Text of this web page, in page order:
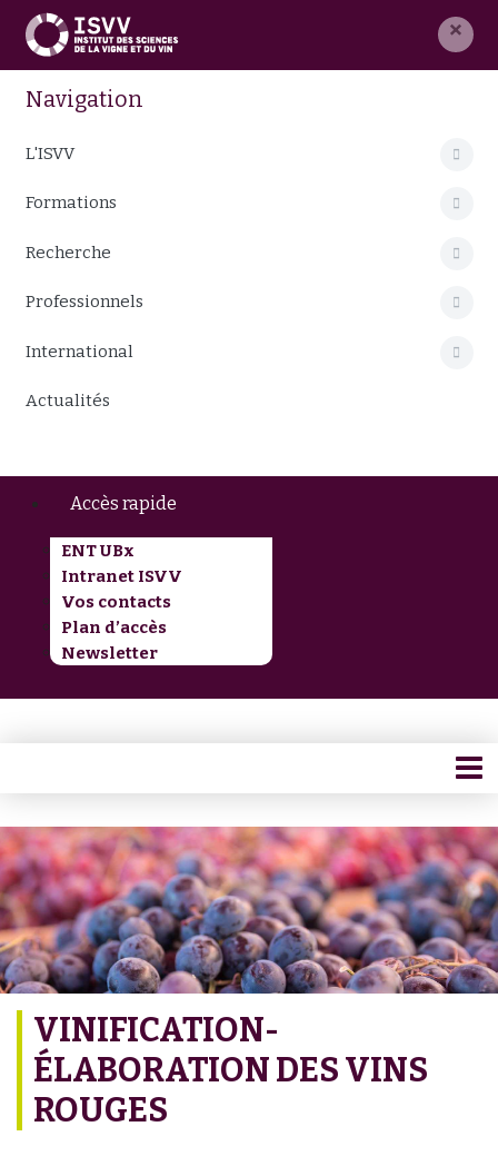
×
Navigation
L'ISVV
Formations
Recherche
Professionnels
International
Actualités
Accès rapide
ENT UBx
Intranet ISVV
Vos contacts
Plan d’accès
Newsletter
VINIFICATION-
ÉLABORATION DES VINS
ROUGES